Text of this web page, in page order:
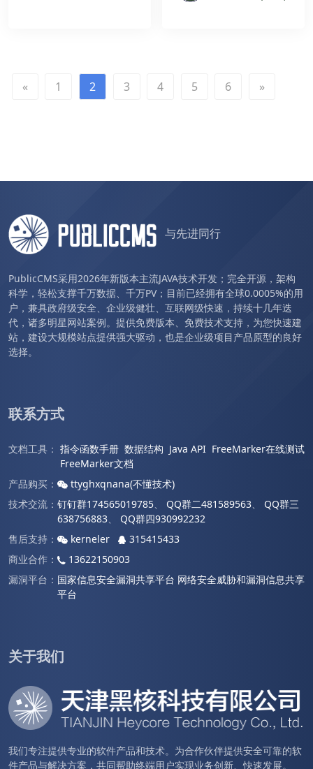
« 1 2 3 4 5 6 »
与先进同行
PublicCMS采用2026年新版本主流JAVA技术开发；完全开源，架构
科学，轻松支撑千万数据、千万PV；目前已经拥有全球0.0005%的用
户，兼具政府级安全、企业级健壮、互联网级快速，持续十几年迭
代，诸多明星网站案例。提供免费版本、免费技术支持，为您快速建
站，建设大规模站点提供强大驱动，也是企业级项目产品原型的良好
选择。
联系方式
文档工具： 指令函数手册 数据结构 Java API FreeMarker在线测试
FreeMarker文档
产品购买：
ttyghxqnana(不懂技术)
技术交流： 钉钉群174565019785、 QQ群二481589563、 QQ群三
638756883、 QQ群四930992232
售后支持：
kerneler
315415433
商业合作：
13622150903
漏洞平台： 国家信息安全漏洞共享平台 网络安全威胁和漏洞信息共享
平台
关于我们
我们专注提供专业的软件产品和技术。为合作伙伴提供安全可靠的软
件产品与解决方案，共同帮助终端用户实现业务创新、快速发展。